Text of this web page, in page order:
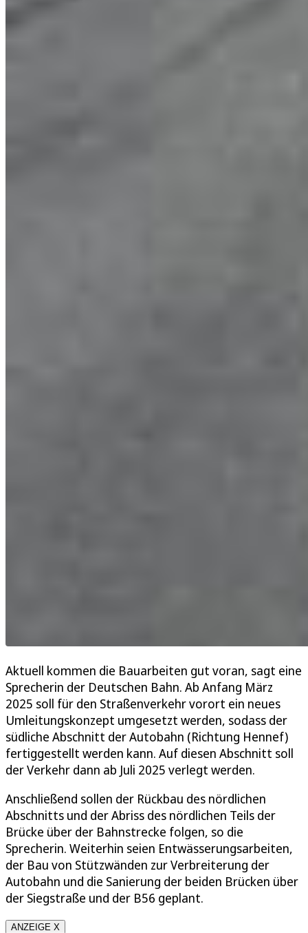
Aktuell kommen die Bauarbeiten gut voran, sagt eine
Sprecherin der Deutschen Bahn. Ab Anfang März
2025 soll für den Straßenverkehr vorort ein neues
Umleitungskonzept umgesetzt werden, sodass der
südliche Abschnitt der Autobahn (Richtung Hennef)
fertiggestellt werden kann. Auf diesen Abschnitt soll
der Verkehr dann ab Juli 2025 verlegt werden.
Anschließend sollen der Rückbau des nördlichen
Abschnitts und der Abriss des nördlichen Teils der
Brücke über der Bahnstrecke folgen, so die
Sprecherin. Weiterhin seien Entwässerungsarbeiten,
der Bau von Stützwänden zur Verbreiterung der
Autobahn und die Sanierung der beiden Brücken über
der Siegstraße und der B56 geplant.
ANZEIGE X